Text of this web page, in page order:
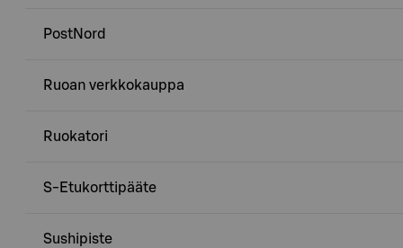
PostNord
Ruoan verkkokauppa
Ruokatori
S-Etukorttipääte
Sushipiste